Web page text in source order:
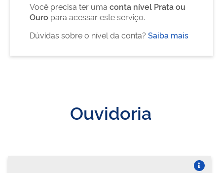
Você precisa ter uma conta nível Prata ou
Ouro para acessar este serviço.
Dúvidas sobre o nível da conta? Saiba mais
Ouvidoria